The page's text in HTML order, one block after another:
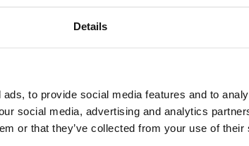
Details
to provide social media features and to
social media, advertising and analytics
or that they’ve collected from your use of their